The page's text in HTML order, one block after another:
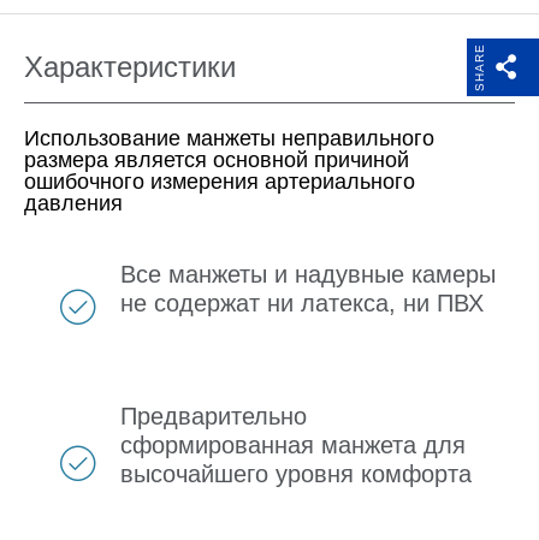
SHARE
Характеристики
Использование манжеты неправильного
размера является основной причиной
ошибочного измерения артериального
давления
Все манжеты и надувные камеры
не содержат ни латекса, ни ПВХ
Предварительно
сформированная манжета для
высочайшего уровня комфорта